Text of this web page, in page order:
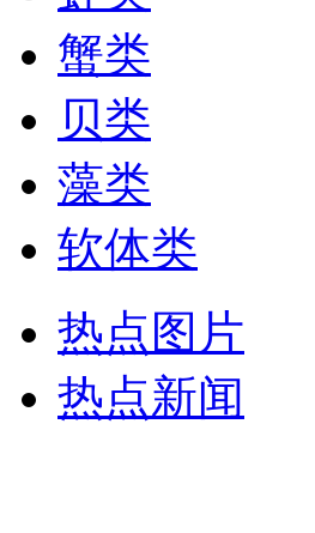
蟹类
贝类
藻类
软体类
热点图片
热点新闻